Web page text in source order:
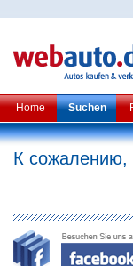
Home Suchen
К сожалению,